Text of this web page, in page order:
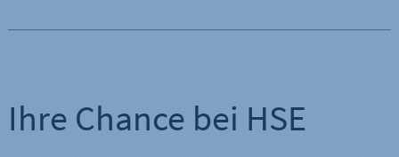
Ihre Chance bei HSE